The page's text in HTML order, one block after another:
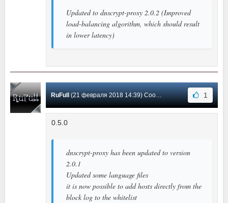
Updated to dnscrypt-proxy 2.0.2 (Improved
load-balancing algorithm, which should result
in lower latency)
RuFull (21 февраля 2018 14:39) Сообщение #16 1
0.5.0
dnscrypt-proxy has been updated to version
2.0.1
Updated some language files
it is now possible to add hosts directly from the
block log to the whitelist